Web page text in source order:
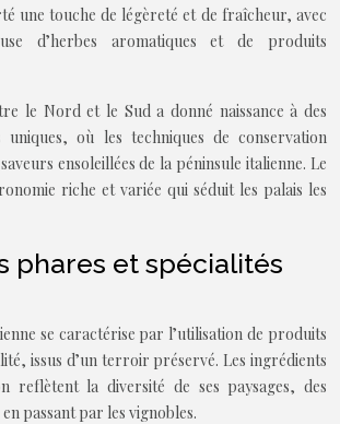
une touche de légèreté et de fraîcheur, avec
d’herbes aromatiques et de produits
le Nord et le Sud a donné naissance à des
uniques, où les techniques de conservation
ensoleillées de la péninsule italienne. Le
riche et variée qui séduit les palais les
phares et spécialités
se caractérise par l’utilisation de produits
issus d’un terroir préservé. Les ingrédients
reflètent la diversité de ses paysages, des
passant par les vignobles.